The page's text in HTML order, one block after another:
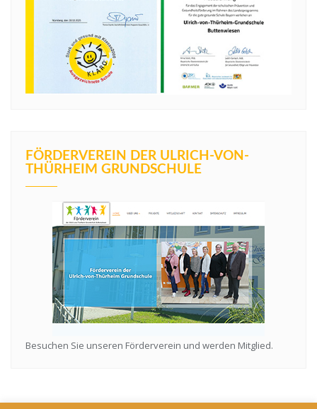
FÖRDERVEREIN DER ULRICH-VON-
THÜRHEIM GRUNDSCHULE
Besuchen Sie unseren Förderverein und werden Mitglied.